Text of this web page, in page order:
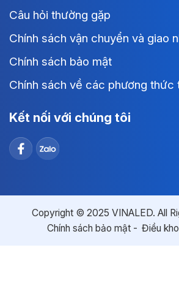
Câu hỏi thường gặp
Chính sách vận chuyển và giao
Chính sách bảo mật
Chính sách về các phương thức
Kết nối với chúng tôi
Copyright © 2025 VINALED. All
Chính sách bảo mật
Điều